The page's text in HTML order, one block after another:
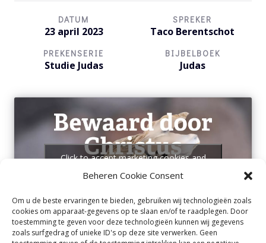
Beheren Cookie Consent
Om u de beste ervaringen te bieden, gebruiken wij technologieën zoals
cookies om apparaat-gegevens op te slaan en/of te raadplegen. Door
toestemming te geven voor deze technologieën kunnen wij gegevens
zoals surfgedrag of unieke ID's op deze site verwerken. Geen
DATUM
23 april 2023
SPREKER
Taco Berentschot
PREKENSERIE
Studie Judas
BIJBELBOEK
Judas
Click to accept marketing cookies and
enable this content